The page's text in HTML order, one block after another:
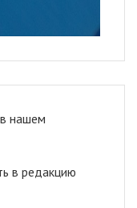
нашем
в редакцию